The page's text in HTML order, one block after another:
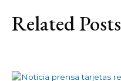
Related Posts